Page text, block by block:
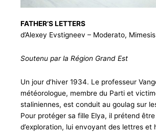
FATHER’S LETTERS
d’Alexey Evstigneev – Moderato,
Soutenu par la Région Grand Est
Un jour d’hiver 1934. Le professeur
météorologue, membre du Parti et
staliniennes, est conduit au goulag sur
Pour protéger sa fille Elya, il prétend
d’exploration, lui envoyant des lettres et